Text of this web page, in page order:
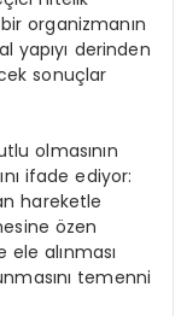
organizmanın
yapıyı derinden
sonuçlar
olmasının
ifade ediyor:
hareketle
özen
ele alınması
temenni